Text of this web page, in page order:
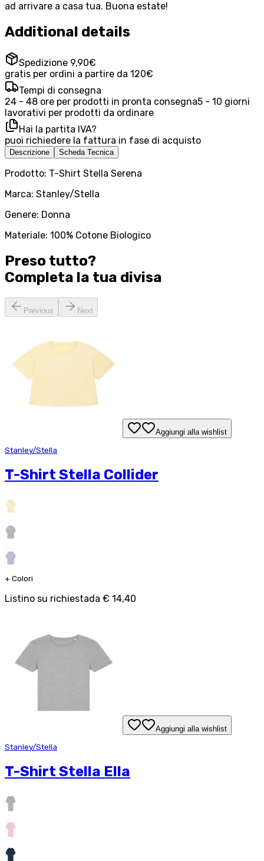
ad arrivare a casa tua. Buona estate!
Additional details
Spedizione 9,90€
gratis per ordini a partire da 120€
Tempi di consegna
24 - 48 ore per prodotti in pronta consegna5 - 10 giorni
lavorativi per prodotti da ordinare
Hai la partita IVA?
puoi richiedere la fattura in fase di acquisto
Descrizione Scheda Tecnica
Prodotto: T-Shirt Stella Serena
Marca: Stanley/Stella
Genere: Donna
Materiale: 100% Cotone Biologico
Preso tutto?
Completa la tua divisa
Previous Next
Aggiungi alla wishlist
Stanley/Stella
T-Shirt Stella Collider
+ Colori
Listino su richiestada € 14,40
Aggiungi alla wishlist
Stanley/Stella
T-Shirt Stella Ella